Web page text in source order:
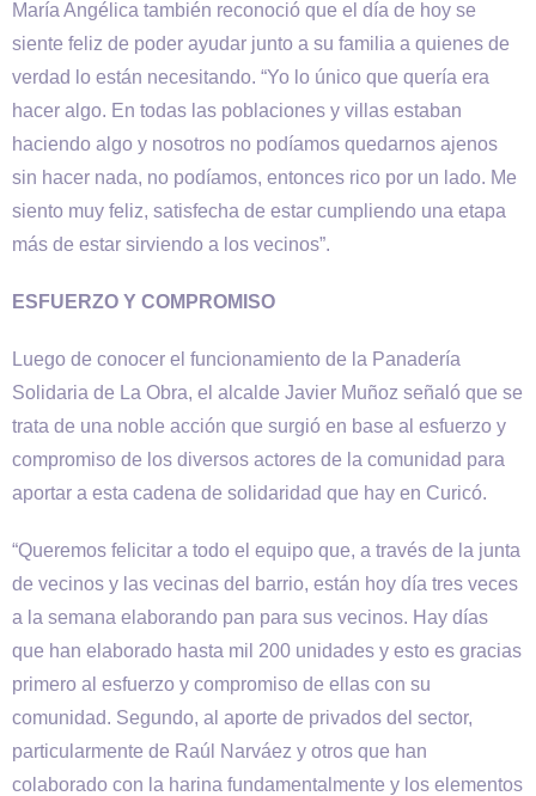
María Angélica también reconoció que el día de hoy se
siente feliz de poder ayudar junto a su familia a quienes de
verdad lo están necesitando. “Yo lo único que quería era
hacer algo. En todas las poblaciones y villas estaban
haciendo algo y nosotros no podíamos quedarnos ajenos
sin hacer nada, no podíamos, entonces rico por un lado. Me
siento muy feliz, satisfecha de estar cumpliendo una etapa
más de estar sirviendo a los vecinos”.
ESFUERZO Y COMPROMISO
Luego de conocer el funcionamiento de la Panadería
Solidaria de La Obra, el alcalde Javier Muñoz señaló que se
trata de una noble acción que surgió en base al esfuerzo y
compromiso de los diversos actores de la comunidad para
aportar a esta cadena de solidaridad que hay en Curicó.
“Queremos felicitar a todo el equipo que, a través de la junta
de vecinos y las vecinas del barrio, están hoy día tres veces
a la semana elaborando pan para sus vecinos. Hay días
que han elaborado hasta mil 200 unidades y esto es gracias
primero al esfuerzo y compromiso de ellas con su
comunidad. Segundo, al aporte de privados del sector,
particularmente de Raúl Narváez y otros que han
colaborado con la harina fundamentalmente y los elementos